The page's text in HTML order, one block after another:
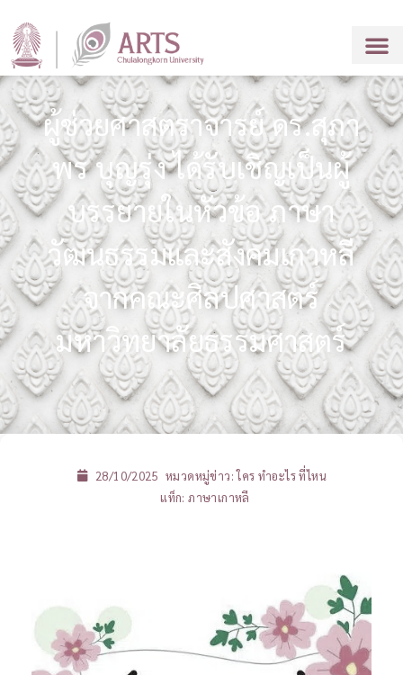
ผู้ช่วยศาสตราจารย์ ดร.สุภา
พร บุญรุ่ง ได้รับเชิญเป็นผู้
บรรยายในหัวข้อ ภาษา
วัฒนธรรมและสังคมเกาหลี
จากคณะศิลปศาสตร์
มหาวิทยาลัยธรรมศาสตร์
28/10/2025 หมวดหมู่ข่าว:ใคร ทำอะไร ที่ไหน
แท็ก: ภาษาเกาหลี